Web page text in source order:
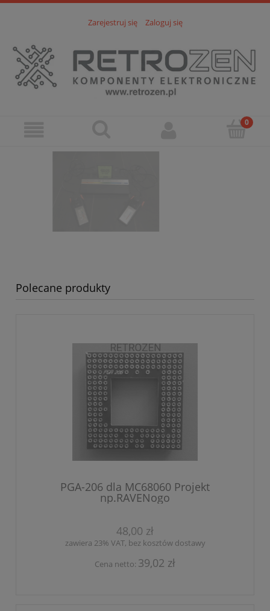
Zarejestruj się Zaloguj się
Polecane produkty
PGA-206 dla MC68060 Projekt
np.RAVENogo
48,00 zł
zawiera 23% VAT, bez kosztów dostawy
Cena netto: 39,02 zł